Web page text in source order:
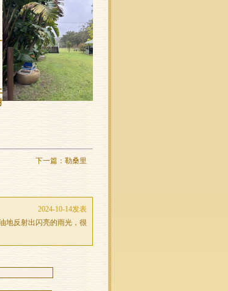
下一篇： 勒桑里
2024-10-14发表
地反射出闪亮的雨光，很